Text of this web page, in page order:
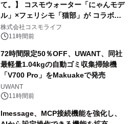
て。】 コスモウォーター「にゃんモデ
ル」×フェリシモ「猫部」が コラボキ
ャンペーンを実施
株式会社コスモライフ
11時間前
72時間限定50％OFF、UWANT、同社
最軽量1.04kgの自動ゴミ収集掃除機
「V700 Pro」をMakuakeで発売
UWANT
11時間前
lmessage、MCP接続機能を強化し、